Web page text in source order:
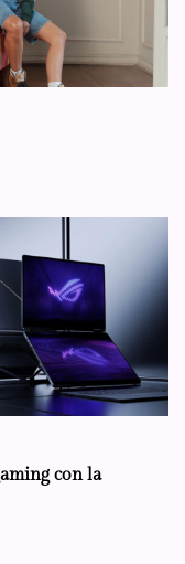
con la